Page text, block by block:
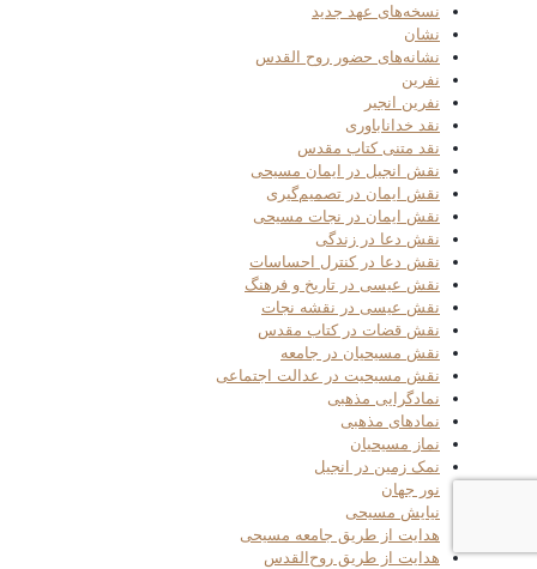
نسخه‌های عهد جدید
نشان
نشانه‌های حضور روح القدس
نفرین
نفرین انجیر
نقد خداناباوری
نقد متنی کتاب مقدس
نقش انجیل در ایمان مسیحی
نقش ایمان در تصمیم‌گیری
نقش ایمان در نجات مسیحی
نقش دعا در زندگی
نقش دعا در کنترل احساسات
نقش عیسی در تاریخ و فرهنگ
نقش عیسی در نقشه نجات
نقش قضات در کتاب مقدس
نقش مسیحیان در جامعه
نقش مسیحیت در عدالت اجتماعی
نمادگرایی مذهبی
نمادهای مذهبی
نماز مسیحیان
نمک زمین در انجیل
نور جهان
نیایش مسیحی
هدایت از طریق جامعه مسیحی
هدایت از طریق روح‌القدس